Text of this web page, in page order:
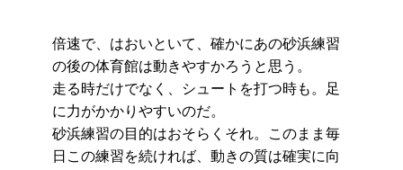
倍速で、はおいといて、確かにあの砂浜練習
の後の体育館は動きやすかろうと思う。
走る時だけでなく、シュートを打つ時も。足
に力がかかりやすいのだ。
砂浜練習の目的はおそらくそれ。このまま毎
日この練習を続ければ、動きの質は確実に向